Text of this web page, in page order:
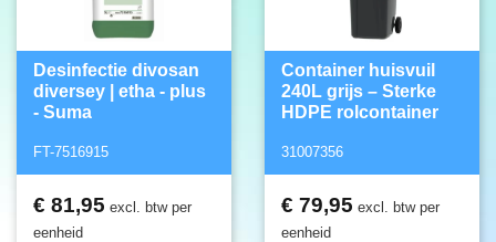
Desinfectie divosan
diversey | etha - plus
- Suma
FT-7516915
€ 81,95 excl. btw per
eenheid
Container huisvuil
240L grijs – Sterke
HDPE rolcontainer
31007356
€ 79,95 excl. btw per
eenheid